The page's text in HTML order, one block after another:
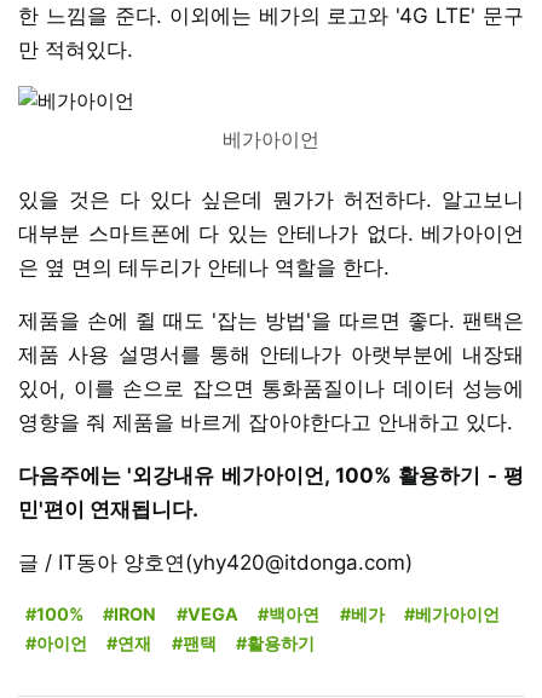
한 느낌을 준다. 이외에는 베가의 로고와 '4G LTE' 문구
만 적혀있다.
베가아이언
있을 것은 다 있다 싶은데 뭔가가 허전하다. 알고보니
대부분 스마트폰에 다 있는 안테나가 없다. 베가아이언
은 옆 면의 테두리가 안테나 역할을 한다.
제품을 손에 쥘 때도 '잡는 방법'을 따르면 좋다. 팬택은
제품 사용 설명서를 통해 안테나가 아랫부분에 내장돼
있어, 이를 손으로 잡으면 통화품질이나 데이터 성능에
영향을 줘 제품을 바르게 잡아야한다고 안내하고 있다.
다음주에는 '외강내유 베가아이언, 100% 활용하기 - 평
민'편이 연재됩니다.
글 / IT동아 양호연(yhy420@itdonga.com)
#100% #IRON #VEGA #백아연 #베가
#베가아이언
#아이언
#연재 #팬택 #활용하기